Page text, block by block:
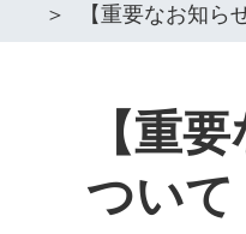
【重要なお知
【重
ついて